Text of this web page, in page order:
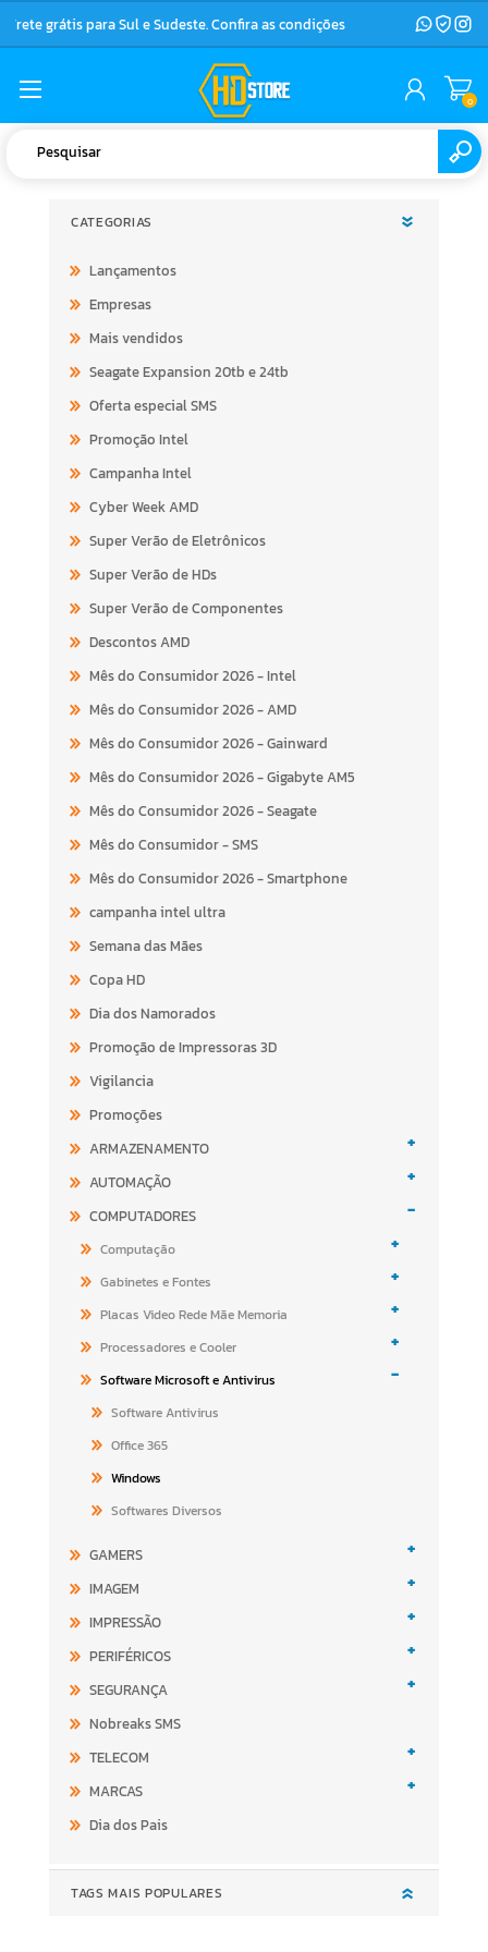
Frete grátis para Sul e Sudeste. Confira as condições
0
CATEGORIAS
Lançamentos
Empresas
Mais vendidos
Seagate Expansion 20tb e 24tb
Oferta especial SMS
Promoção Intel
Campanha Intel
Cyber Week AMD
Super Verão de Eletrônicos
Super Verão de HDs
Super Verão de Componentes
Descontos AMD
Mês do Consumidor 2026 - Intel
Mês do Consumidor 2026 - AMD
Mês do Consumidor 2026 - Gainward
Mês do Consumidor 2026 - Gigabyte AM5
Mês do Consumidor 2026 - Seagate
Mês do Consumidor - SMS
Mês do Consumidor 2026 - Smartphone
campanha intel ultra
Semana das Mães
Copa HD
Dia dos Namorados
Promoção de Impressoras 3D
Vigilancia
Promoções
ARMAZENAMENTO
+
AUTOMAÇÃO +
COMPUTADORES -
Computação +
Gabinetes e Fontes +
Placas Video Rede Mãe Memoria +
Processadores e Cooler +
Software Microsoft e Antivirus -
Software Antivirus
Office 365
Windows
Softwares Diversos
GAMERS +
IMAGEM +
IMPRESSÃO +
PERIFÉRICOS +
SEGURANÇA +
Nobreaks SMS
TELECOM
+
MARCAS +
Dia dos Pais
TAGS MAIS POPULARES